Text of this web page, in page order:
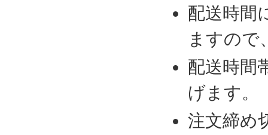
配送時間
ますので
配送時間
げます。
注文締め